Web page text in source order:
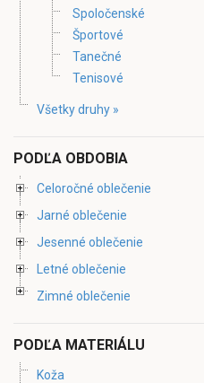
Spoločenské
Športové
Tanečné
Tenisové
Všetky druhy »
PODĽA OBDOBIA
Celoročné oblečenie
Jarné oblečenie
Jesenné oblečenie
Letné oblečenie
Zimné oblečenie
PODĽA MATERIÁLU
Koža